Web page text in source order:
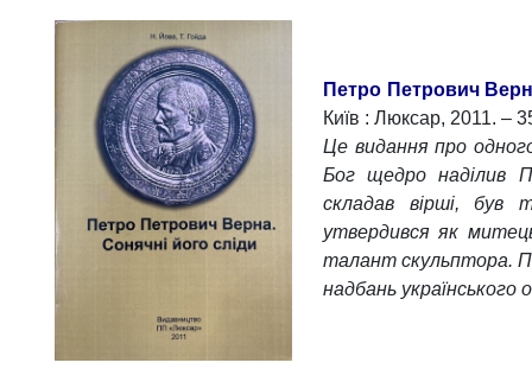
Петро Петрович
Київ : Люксар, 2011. –
Це видання про
Бог щедро наділив
складав вірші,
утвердився як
талант скульптора.
надбань